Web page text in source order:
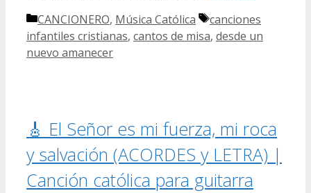
Categorías
CANCIONERO, Música Católica Etiquetas
canciones
infantiles cristianas, cantos de misa, desde un
nuevo amanecer
🎸 El Señor es mi fuerza, mi roca
y salvación (ACORDES y LETRA) |
Canción católica para guitarra